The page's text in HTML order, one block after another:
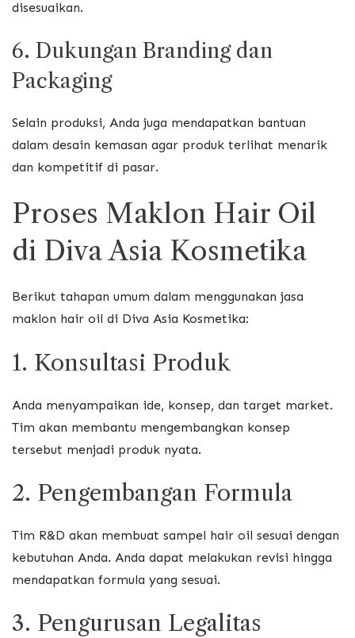
disesuaikan.
6. Dukungan Branding dan
Packaging
Selain produksi, Anda juga mendapatkan bantuan
dalam desain kemasan agar produk terlihat menarik
dan kompetitif di pasar.
Proses Maklon Hair Oil
di Diva Asia Kosmetika
Berikut tahapan umum dalam menggunakan jasa
maklon hair oil di Diva Asia Kosmetika:
1. Konsultasi Produk
Anda menyampaikan ide, konsep, dan target market.
Tim akan membantu mengembangkan konsep
tersebut menjadi produk nyata.
2. Pengembangan Formula
Tim R&D akan membuat sampel hair oil sesuai dengan
kebutuhan Anda. Anda dapat melakukan revisi hingga
mendapatkan formula yang sesuai.
3. Pengurusan Legalitas